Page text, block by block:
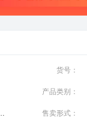
货号：
产品类别：
,森鹿你心清新抹茶味【1瓶】,森鹿你心朱古力奶茶【1瓶】 售卖形式：